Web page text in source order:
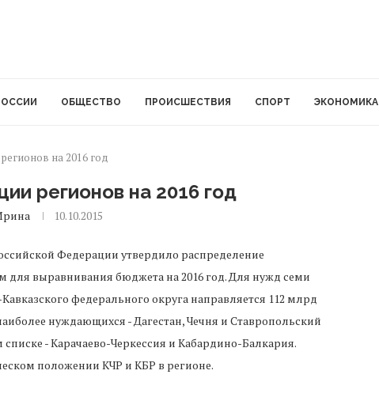
ОБЩЕСТВО ПРОИСШЕСТВИЯ СПОРТ ЭКОНОМИКА
на 2016 год
регионов на 2016 год
10.10.2015
Федерации утвердило распределение
для выравнивания бюджета на2016 год.Для нужд семи
Кавказского федерального округа направляется 112 млрд
нуждающихся -Дагестан,Чечня и Ставропольский
списке -Карачаево-Черкессия и Кабардино-Балкария.
положении КЧР и КБР в регионе.